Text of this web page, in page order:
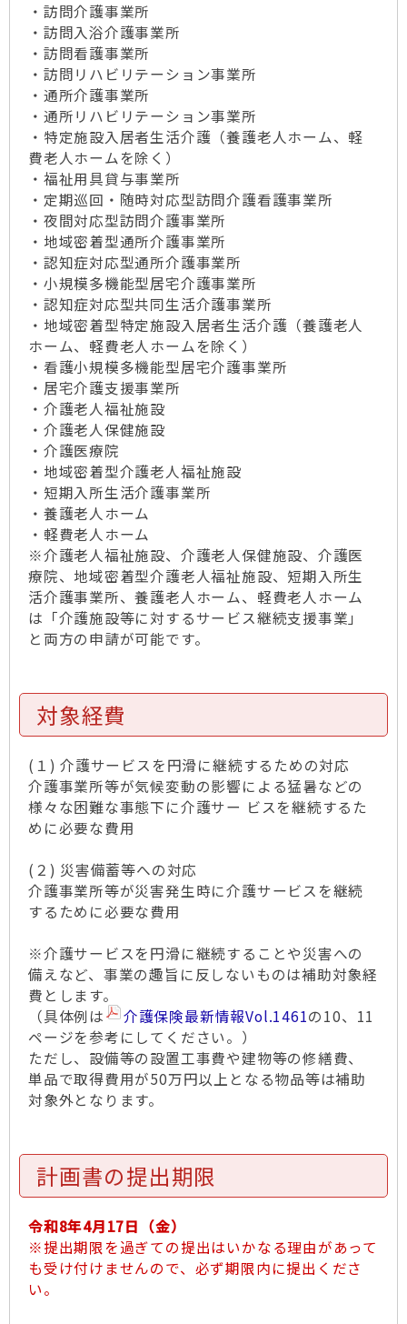
・訪問介護事業所
・訪問入浴介護事業所
・訪問看護事業所
・訪問リハビリテーション事業所
・通所介護事業所
・通所リハビリテーション事業所
・特定施設入居者生活介護（養護老人ホーム、軽
費老人ホームを除く）
・福祉用具貸与事業所
・定期巡回・随時対応型訪問介護看護事業所
・夜間対応型訪問介護事業所
・地域密着型通所介護事業所
・認知症対応型通所介護事業所
・小規模多機能型居宅介護事業所
・認知症対応型共同生活介護事業所
・地域密着型特定施設入居者生活介護（養護老人
ホーム、軽費老人ホームを除く）
・看護小規模多機能型居宅介護事業所
・居宅介護支援事業所
・介護老人福祉施設
・介護老人保健施設
・介護医療院
・地域密着型介護老人福祉施設
・短期入所生活介護事業所
・養護老人ホーム
・軽費老人ホーム
※介護老人福祉施設、介護老人保健施設、介護医
療院、地域密着型介護老人福祉施設、短期入所生
活介護事業所、養護老人ホーム、軽費老人ホーム
は「介護施設等に対するサービス継続支援事業」
と両方の申請が可能です。
対象経費
(１) 介護サービスを円滑に継続するための対応
介護事業所等が気候変動の影響による猛暑などの
様々な困難な事態下に介護サー ビスを継続するた
めに必要な費用
(２) 災害備蓄等への対応
介護事業所等が災害発生時に介護サービスを継続
するために必要な費用
※介護サービスを円滑に継続することや災害への
備えなど、事業の趣旨に反しないものは補助対象経
費とします。
（具体例は
介護保険最新情報Vol.1461の10、11
ページを参考にしてください。）
ただし、設備等の設置工事費や建物等の修繕費、
単品で取得費用が50万円以上となる物品等は補助
対象外となります。
計画書の提出期限
令和8年4月17日（金）
※提出期限を過ぎての提出はいかなる理由があって
も受け付けませんので、必ず期限内に提出くださ
い。